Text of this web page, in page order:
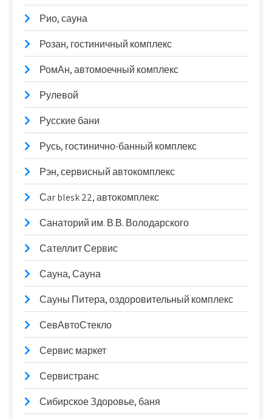
Рио, сауна
Розан, гостиничный комплекс
РомАн, автомоечный комплекс
Рулевой
Русские бани
Русь, гостинично-банный комплекс
Рэн, сервисный автокомплекс
Сar blesk 22, автокомплекс
Санаторий им. В.В. Володарского
Сателлит Сервис
Сауна, Сауна
Сауны Питера, оздоровительный комплекс
СевАвтоСтекло
Сервис маркет
Сервистранс
Сибирское Здоровье, баня